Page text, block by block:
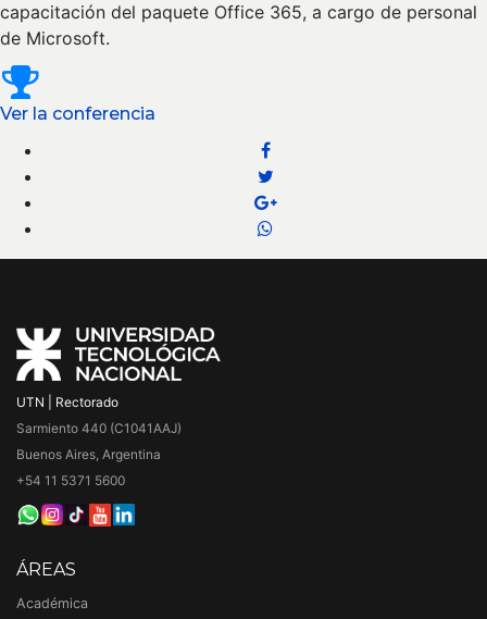
capacitación del paquete Office 365, a cargo de personal
de Microsoft.
Ver la conferencia
UTN | Rectorado
Sarmiento 440 (C1041AAJ)
Buenos Aires, Argentina
+54 11 5371 5600
ÁREAS
Académica